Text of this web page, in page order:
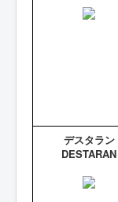
デスタラン
DESTARAN